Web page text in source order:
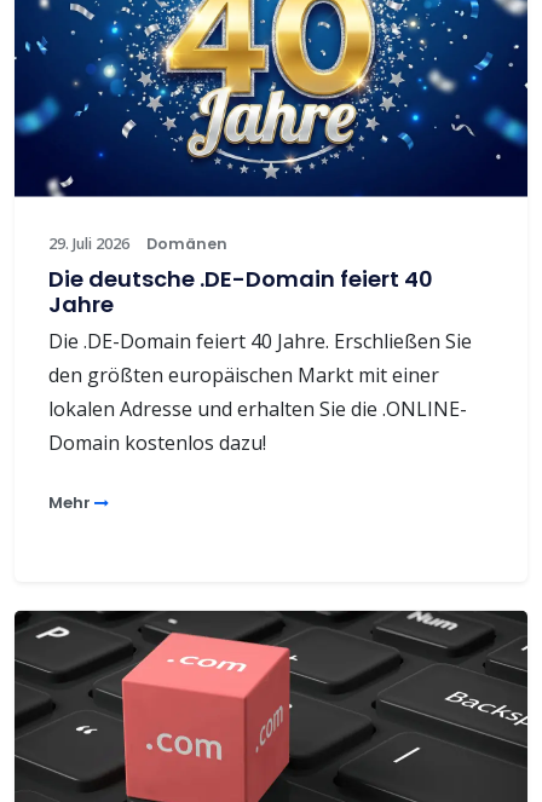
29. Juli 2026 Domänen
Die deutsche .DE-Domain feiert 40
Jahre
Die .DE-Domain feiert 40 Jahre. Erschließen Sie
den größten europäischen Markt mit einer
lokalen Adresse und erhalten Sie die .ONLINE-
Domain kostenlos dazu!
Mehr